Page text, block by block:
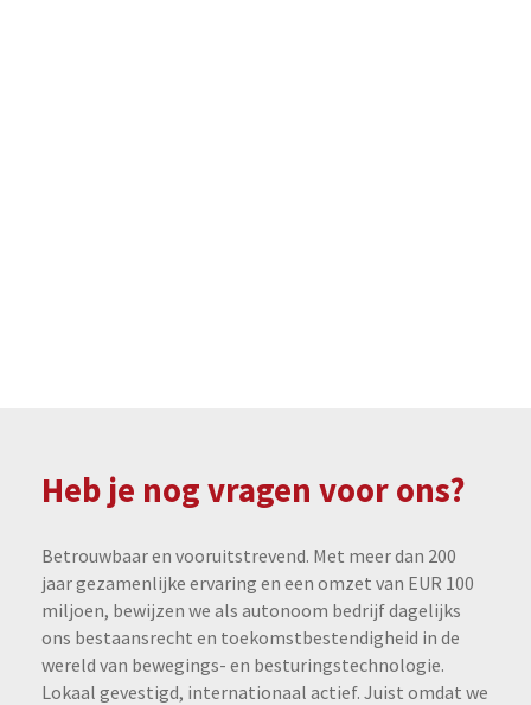
Heb je nog vragen voor ons?
Betrouwbaar en vooruitstrevend. Met meer dan 200
jaar gezamenlijke ervaring en een omzet van EUR 100
miljoen, bewijzen we als autonoom bedrijf dagelijks
ons bestaansrecht en toekomstbestendigheid in de
wereld van bewegings- en besturingstechnologie.
Lokaal gevestigd, internationaal actief. Juist omdat we